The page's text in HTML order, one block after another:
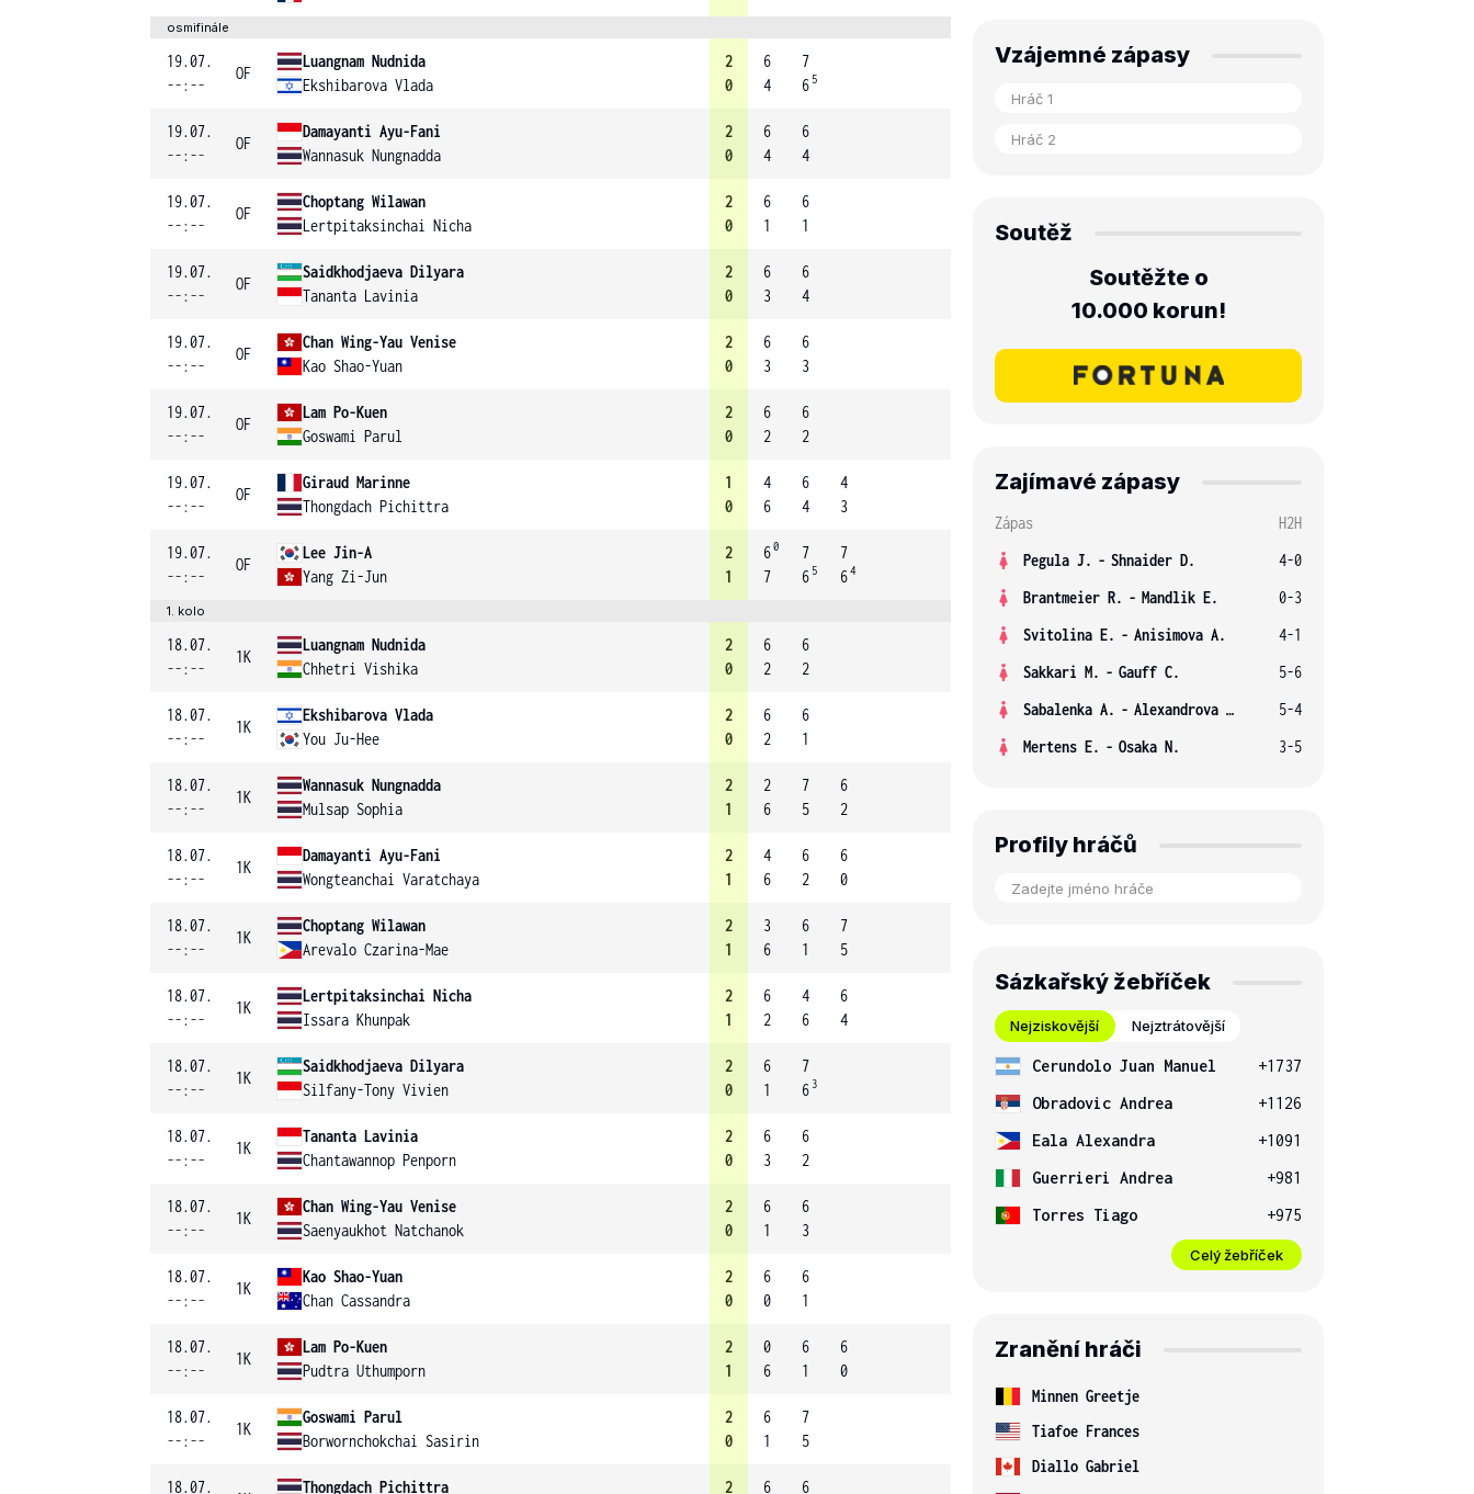
osmifinále
19.07.
--:--
OF
Luangnam Nudnida
Ekshibarova Vlada
2
0
6
4
7
6 5
19.07.
--:--
OF
Damayanti Ayu-Fani
Wannasuk Nungnadda
2
0
6
4
6
4
19.07.
--:--
OF
Choptang Wilawan
Lertpitaksinchai Nicha
2
0
6
1
6
1
19.07.
--:--
OF
Saidkhodjaeva Dilyara
Tananta Lavinia
2
0
6
3
6
4
19.07.
--:--
OF
Chan Wing-Yau Venise
Kao Shao-Yuan
2
0
6
3
6
3
19.07.
--:--
OF
Lam Po-Kuen
Goswami Parul
2
0
6
2
6
2
19.07.
--:--
OF
Giraud Marinne
Thongdach Pichittra
1
0
4
6
6
4
4
3
19.07.
--:--
OF
Lee Jin-A
Yang Zi-Jun
2
1
60
7
7
6 5
7
64
1. kolo
18.07.
--:--
1K
Luangnam Nudnida
Chhetri Vishika
2
0
6
2
6
2
18.07.
--:--
1K
Ekshibarova Vlada
You Ju-Hee
2
0
6
2
6
1
18.07.
--:--
1K
Wannasuk Nungnadda
Mulsap Sophia
2
1
2
6
7
5
6
2
18.07.
--:--
1K
Damayanti Ayu-Fani
Wongteanchai Varatchaya
2
1
4
6
6
2
6
0
18.07.
--:--
1K
Choptang Wilawan
Arevalo Czarina-Mae
2
1
3
6
6
1
7
5
18.07.
--:--
1K
Lertpitaksinchai Nicha
Issara Khunpak
2
1
6
2
4
6
6
4
18.07.
--:--
1K
Saidkhodjaeva Dilyara
Silfany-Tony Vivien
2
0
6
1
7
6 3
18.07.
--:--
1K
Tananta Lavinia
Chantawannop Penporn
2
0
6
3
6
2
18.07.
--:--
1K
Chan Wing-Yau Venise
Saenyaukhot Natchanok
2
0
6
1
6
3
18.07.
--:--
1K
Kao Shao-Yuan
Chan Cassandra
2
0
6
0
6
1
18.07.
--:--
1K
Lam Po-Kuen
Pudtra Uthumporn
2
1
0
6
6
1
6
0
18.07.
--:--
1K
Goswami Parul
Borwornchokchai Sasirin
2
0
6
1
7
5
18.07. Thongdach Pichittra 2 6 6
Vzájemné zápasy
Soutěž
Soutěžte o
10.000 korun!
Zajímavé zápasy
Zápas
H2H
Pegula J. - Shnaider D.
4-0
Brantmeier R. - Mandlik E.
0-3
Svitolina E. - Anisimova A.
4-1
Sakkari M. - Gauff C.
5-6
Sabalenka A. - Alexandrova E.
5-4
Mertens E. - Osaka N. 3-5
Profily hráčů
Sázkařský žebříček
Nejziskovější Nejztrátovější
Cerundolo Juan Manuel
+1737
Obradovic Andrea
+1126
Eala Alexandra
+1091
Guerrieri Andrea
+981
Torres Tiago
+975
Celý žebříček
Zranění hráči
Minnen Greetje
Tiafoe Frances
Diallo Gabriel